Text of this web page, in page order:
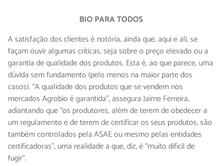
BIO PARA TODOS
A satisfação dos clientes é notória, ainda que, aqui e ali, se
façam ouvir algumas críticas, seja sobre o preço elevado ou a
garantia de qualidade dos produtos. Esta é, ao que parece, uma
dúvida sem fundamento (pelo menos na maior parte dos
casos). “A qualidade dos produtos que se vendem nos
mercados Agrobio é garantida”, assegura Jaime Ferreira,
adiantando que “os produtores, além de terem de obedecer a
um regulamento e de terem de certificar os seus produtos, são
também controlados pela ASAE ou mesmo pelas entidades
certificadoras”, uma realidade a que, diz, é “muito difícil de
fugir”.